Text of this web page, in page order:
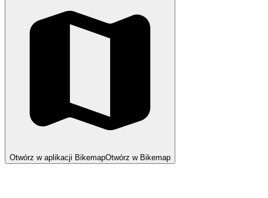
Otwórz w aplikacji BikemapOtwórz w Bikemap